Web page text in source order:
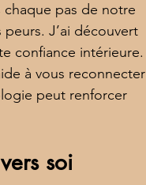
pas de notre
J’ai découvert
confiance intérieure.
à vous reconnecter
peut renforcer
soi